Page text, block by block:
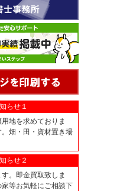
らせ１
地を求めておりま
畑・田・資材置き場
らせ２
。即金買取致しま
等お気軽にご相談下